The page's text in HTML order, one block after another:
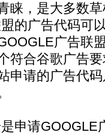
睐，是大多数
的广告代码可
广告联
符合谷歌广告
申请的广告代
申请GOOGLE